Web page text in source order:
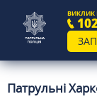
ВИКЛИК
Патрульні